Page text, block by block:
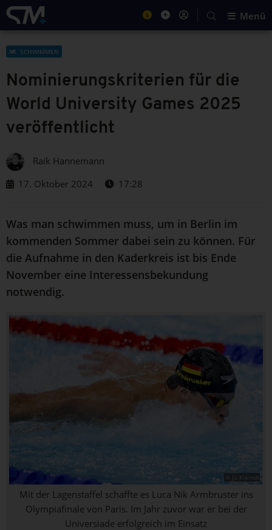
Menü
SCHWIMMEN
Nominierungskriterien für die
World University Games 2025
veröffentlicht
Raik Hannemann
17. Oktober 2024
17:28
Was man schwimmen muss, um in Berlin im
kommenden Sommer dabei sein zu können. Für
die Aufnahme in den Kaderkreis ist bis Ende
November eine Interessensbekundung
notwendig.
© Jo Kleindl
Mit der Lagenstaffel schaffte es Luca Nik Armbruster ins
Olympiafinale von Paris. Im Jahr zuvor war er bei der
Universiade erfolgreich im Einsatz